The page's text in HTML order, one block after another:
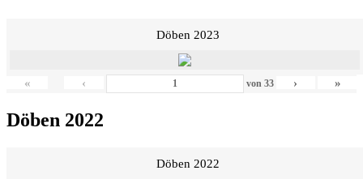
Döben 2023
« ‹ von 33 › »
Döben 2022
Döben 2022